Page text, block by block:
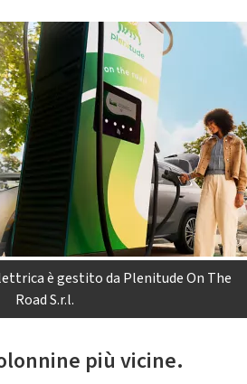
è gestito da Plenitude On The
Road S.r.l.
più vicine.